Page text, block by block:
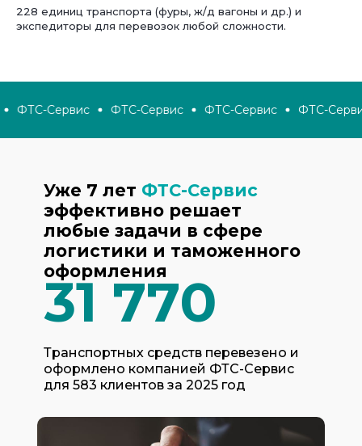
228 единиц транспорта (фуры, ж/д вагоны и др.) и
экспедиторы для перевозок любой сложности.
ФТС-Сервис ФТС-Сервис ФТС-Сервис ФТС-Сервис
Транспортных средств перевезено и
оформлено компанией ФТС-Сервис
для 583 клиентов за 2025 год
31 770
Уже 7 лет ФТС-Сервис
эффективно решает
любые задачи в сфере
логистики и таможенного
оформления